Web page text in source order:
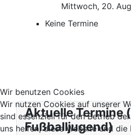
Mittwoch, 20.
Keine Termine
Aktuelle Termine
Fußballjugend)
Wir benutzen Cookies
Wir nutzen Cookies auf unserer
sind essenziell für den Betrieb
uns helfen, diese Website und